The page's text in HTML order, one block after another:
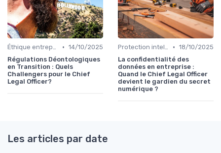
Éthique entreprise • 14/10/2025
Régulations Déontologiques
en Transition : Quels
Challengers pour le Chief
Legal Officer?
Protection intellectuelle • 18/10/2025
La confidentialité des
données en entreprise :
Quand le Chief Legal Officer
devient le gardien du secret
numérique ?
Les articles par date